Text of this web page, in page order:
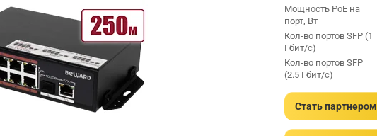
Мощность РоЕ на
порт, Вт
Кол-во портов SFP (1
Гбит/с)
Кол-во портов SFP
(2.5 Гбит/с)
Стать партнером